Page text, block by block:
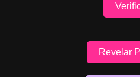
Revelar